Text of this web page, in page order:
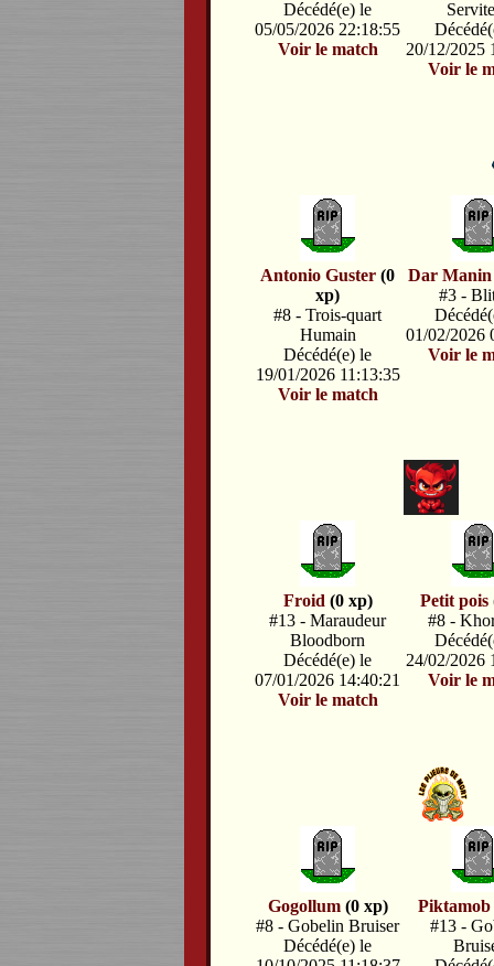
Décédé(e) le
05/05/2026 22:18:55
Voir le match
20/12/2025
Voir le
Antonio Guster (0
xp)
#8 - Trois-quart
Humain
Décédé(e) le
19/01/2026 11:13:35
Voir le match
Dar Manin
#3 -
01/02/2026
Voir le
Froid (0 xp)
#13 - Maraudeur
Bloodborn
Décédé(e) le
07/01/2026 14:40:21
Voir le match
Petit pois
#8 -
24/02/2026
Voir le
Gogollum(0 xp)
#8 - Gobelin Bruiser
Décédé(e) le
Piktamob
#13 -